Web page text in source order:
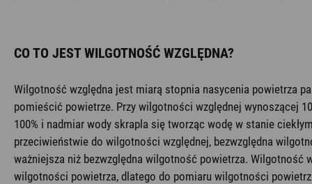
CO TO JEST WILGOTNOŚĆ WZGLĘDNA?
Wilgotność względna jest miarą stopnia nasycenia powietrza
pomieścić powietrze. Przy wilgotności względnej wynoszącej
100% i nadmiar wody skrapla się tworząc wodę w stanie
przeciwieństwie do wilgotności względnej, bezwzględna
ważniejsza niż bezwzględna wilgotność powietrza. Wilgotność
wilgotności powietrza, dlatego do pomiaru wilgotności